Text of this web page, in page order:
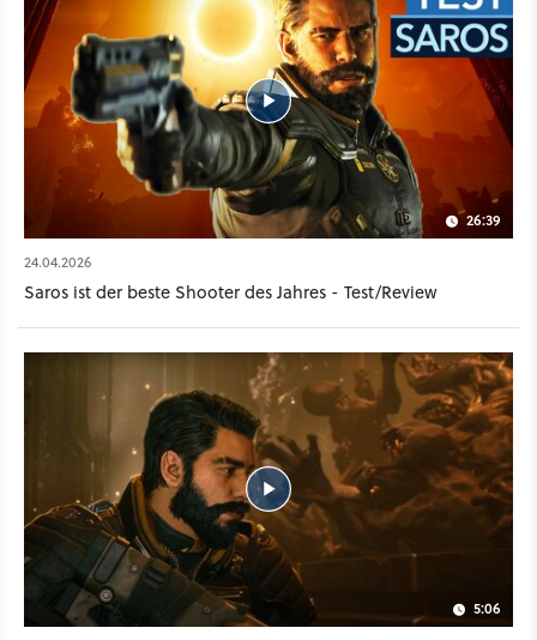
26:39
24.04.2026
Saros ist der beste Shooter des Jahres - Test/Review
5:06